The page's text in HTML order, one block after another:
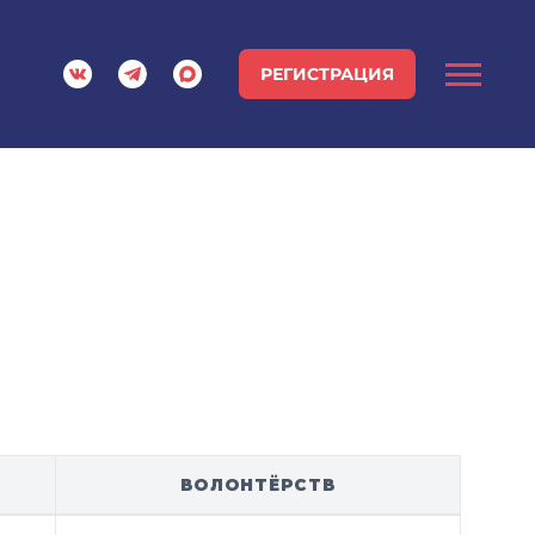
РЕГИСТРАЦИЯ
ВОЛОНТЁРСТВ